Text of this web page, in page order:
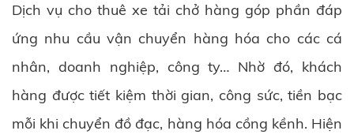
Dịch vụ cho thuê xe tải chở hàng góp phần đáp
ứng nhu cầu vận chuyển hàng hóa cho các cá
nhân, doanh nghiệp, công ty… Nhờ đó, khách
hàng được tiết kiệm thời gian, công sức, tiền bạc
mỗi khi chuyển đồ đạc, hàng hóa cồng kềnh. Hiện